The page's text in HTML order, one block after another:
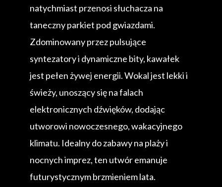
natychmiast przenosi słuchacza na
taneczny parkiet pod gwiazdami.
Zdominowany przez pulsujące
syntezatory i dynamiczne bity, kawałek
jest pełen żywej energii. Wokal jest lekki i
świeży, unoszący się na falach
elektronicznych dźwięków, dodając
utworowi nowoczesnego, wakacyjnego
klimatu. Idealny do zabawy na plaży i
nocnych imprez, ten utwór emanuje
futurystycznym brzmieniem lata.